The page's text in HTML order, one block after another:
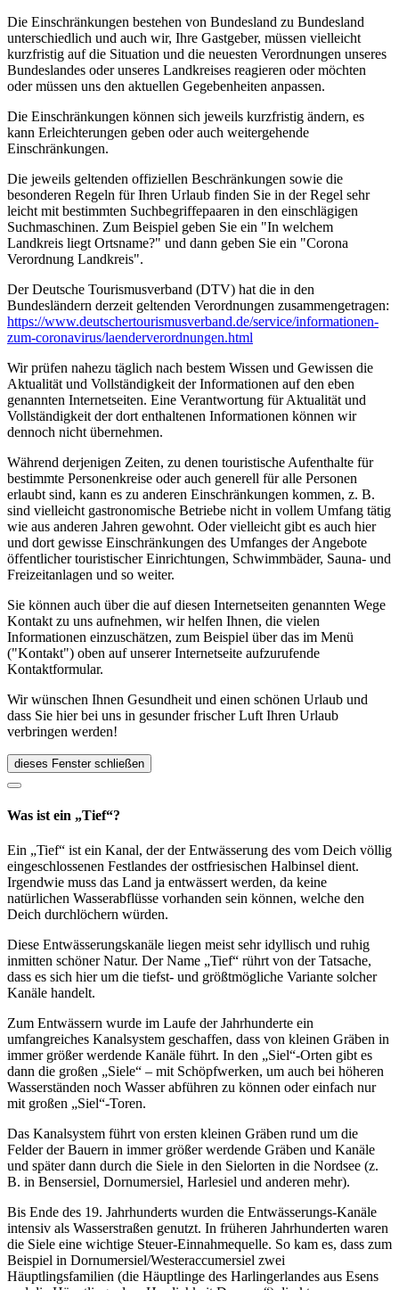
Die Einschränkungen bestehen von Bundesland zu Bundesland
unterschiedlich und auch wir, Ihre Gastgeber, müssen vielleicht
kurzfristig auf die Situation und die neuesten Verordnungen unseres
Bundeslandes oder unseres Landkreises reagieren oder möchten
oder müssen uns den aktuellen Gegebenheiten anpassen.
Die Einschränkungen können sich jeweils kurzfristig ändern, es
kann Erleichterungen geben oder auch weitergehende
Einschränkungen.
Die jeweils geltenden offiziellen Beschränkungen sowie die
besonderen Regeln für Ihren Urlaub finden Sie in der Regel sehr
leicht mit bestimmten Suchbegriffepaaren in den einschlägigen
Suchmaschinen. Zum Beispiel geben Sie ein "In welchem
Landkreis liegt Ortsname?" und dann geben Sie ein "Corona
Verordnung Landkreis".
Der Deutsche Tourismusverband (DTV) hat die in den
Bundesländern derzeit geltenden Verordnungen zusammengetragen:
https://www.deutscher­tourismusverband.de/­service/­informationen-
zum-coronavirus/­laenderverordnungen.html
Wir prüfen nahezu täglich nach bestem Wissen und Gewissen die
Aktualität und Vollständigkeit der Informationen auf den eben
genannten Internetseiten. Eine Verantwortung für Aktualität und
Vollständigkeit der dort enthaltenen Informationen können wir
dennoch nicht übernehmen.
Während derjenigen Zeiten, zu denen touristische Aufenthalte für
bestimmte Personenkreise oder auch generell für alle Personen
erlaubt sind, kann es zu anderen Einschränkungen kommen, z. B.
sind vielleicht gastronomische Betriebe nicht in vollem Umfang tätig
wie aus anderen Jahren gewohnt. Oder vielleicht gibt es auch hier
und dort gewisse Einschränkungen des Umfanges der Angebote
öffentlicher touristischer Einrichtungen, Schwimmbäder, Sauna- und
Freizeitanlagen und so weiter.
Sie können auch über die auf diesen Internetseiten genannten Wege
Kontakt zu uns aufnehmen, wir helfen Ihnen, die vielen
Informationen einzuschätzen, zum Beispiel über das im Menü
("Kontakt") oben auf unserer Internetseite aufzurufende
Kontaktformular.
Wir wünschen Ihnen Gesundheit und einen schönen Urlaub und
dass Sie hier bei uns in gesunder frischer Luft Ihren Urlaub
verbringen werden!
dieses Fenster schließen
Was ist ein „Tief“?
Ein „Tief“ ist ein Kanal, der der Entwässerung des vom Deich völlig
eingeschlossenen Festlandes der ostfriesischen Halbinsel dient.
Irgendwie muss das Land ja entwässert werden, da keine
natürlichen Wasserabflüsse vorhanden sein können, welche den
Deich durchlöchern würden.
Diese Entwässerungskanäle liegen meist sehr idyllisch und ruhig
inmitten schöner Natur. Der Name „Tief“ rührt von der Tatsache,
dass es sich hier um die tiefst- und größtmögliche Variante solcher
Kanäle handelt.
Zum Entwässern wurde im Laufe der Jahrhunderte ein
umfangreiches Kanalsystem geschaffen, dass von kleinen Gräben in
immer größer werdende Kanäle führt. In den „Siel“-Orten gibt es
dann die großen „Siele“ – mit Schöpfwerken, um auch bei höheren
Wasserständen noch Wasser abführen zu können oder einfach nur
mit großen „Siel“-Toren.
Das Kanalsystem führt von ersten kleinen Gräben rund um die
Felder der Bauern in immer größer werdende Gräben und Kanäle
und später dann durch die Siele in den Sielorten in die Nordsee (z.
B. in Bensersiel, Dornumersiel, Harlesiel und anderen mehr).
Bis Ende des 19. Jahrhunderts wurden die Entwässerungs-Kanäle
intensiv als Wasserstraßen genutzt. In früheren Jahrhunderten waren
die Siele eine wichtige Steuer-Einnahmequelle. So kam es, dass zum
Beispiel in Dornumersiel/Westeraccumersiel zwei
Häuptlingsfamilien (die Häuptlinge des Harlingerlandes aus Esens